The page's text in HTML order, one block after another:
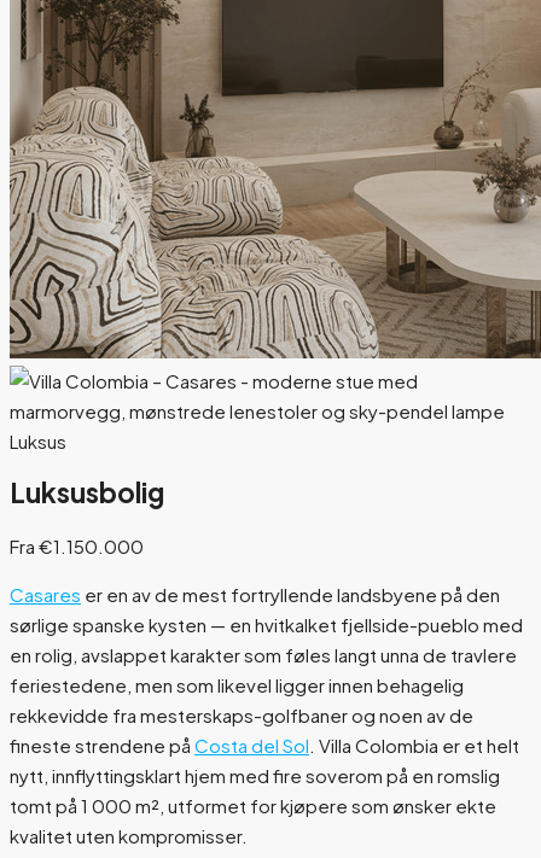
Luksus
Luksusbolig
Fra €1.150.000
Casares er en av de mest fortryllende landsbyene på den
sørlige spanske kysten — en hvitkalket fjellside-pueblo med
en rolig, avslappet karakter som føles langt unna de travlere
feriestedene, men som likevel ligger innen behagelig
rekkevidde fra mesterskaps-golfbaner og noen av de
fineste strendene på Costa del Sol . Villa Colombia er et helt
nytt, innflyttingsklart hjem med fire soverom på en romslig
tomt på 1 000 m², utformet for kjøpere som ønsker ekte
kvalitet uten kompromisser.